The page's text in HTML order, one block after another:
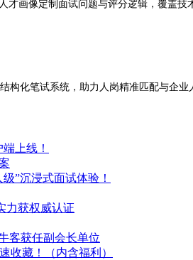
画像定制面试问题与评分逻辑，覆盖
构化笔试系统，助力人岗精准匹配与企
上线！
”沉浸式面试体验！
力获权威认证
客获任副会长单位
收藏！（内含福利）